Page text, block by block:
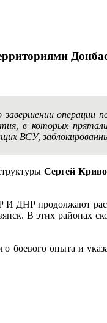
операции
в которых
ВСУ,
Сергей
ДНР продолжают
В этих районах
боевого опыта и